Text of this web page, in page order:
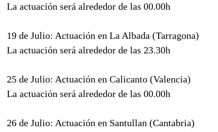
La actuación será alrededor de las 00.00h
19 de Julio: Actuación en La Albada (Tarragona)
La actuación será alrededor de las 23.30h
25 de Julio: Actuación en Calicanto (Valencia)
La actuación será alrededor de las 00.00h
26 de Julio: Actuación en Santullan (Cantabria)